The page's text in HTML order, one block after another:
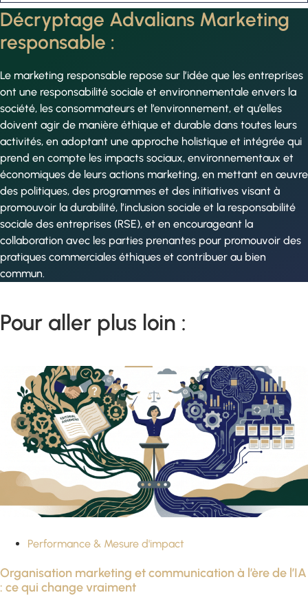
Décryptage Advalians Marketing
responsable :
Le marketing responsable repose sur l’idée que les entreprises
ont une responsabilité sociale et environnementale envers la
société, les consommateurs et l’environnement, et qu’elles
doivent agir de manière éthique et durable dans toutes leurs
activités, en adoptant une approche holistique et intégrée qui
prend en compte les impacts sociaux, environnementaux et
économiques de leurs actions marketing, en mettant en œuvre
des politiques, des programmes et des initiatives visant à
promouvoir la durabilité, l’inclusion sociale et la responsabilité
sociale des entreprises (RSE), et en encourageant la
collaboration avec les parties prenantes pour promouvoir des
pratiques commerciales éthiques et contribuer au bien
commun.
Pour aller plus loin :
Performance & Mesure d'impact
Organisation marketing et communication à l’ère de l’IA
: ce qui change vraiment